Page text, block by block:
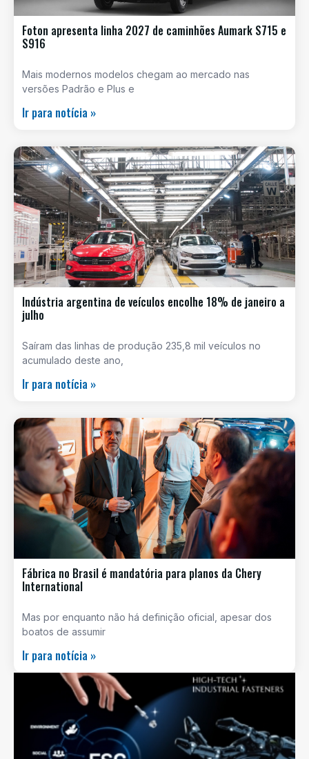
Foton apresenta linha 2027 de caminhões Aumark S715 e
S916
Mais modernos modelos chegam ao mercado nas
versões Padrão e Plus e
Ir para notícia »
Indústria argentina de veículos encolhe 18% de janeiro a
julho
Saíram das linhas de produção 235,8 mil veículos no
acumulado deste ano,
Ir para notícia »
Fábrica no Brasil é mandatória para planos da Chery
International
Mas por enquanto não há definição oficial, apesar dos
boatos de assumir
Ir para notícia »